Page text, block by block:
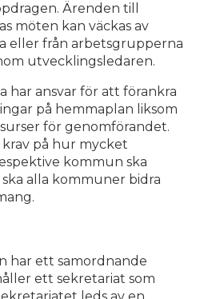
Ärenden till
möten kan väckas av
eller från arbetsgrupperna
utvecklingsledaren.
har ansvar för att förankra
på hemmaplan liksom
för genomförandet.
på hur mycket
kommun ska
alla kommuner bidra
har ett samordnande
ett sekretariat som